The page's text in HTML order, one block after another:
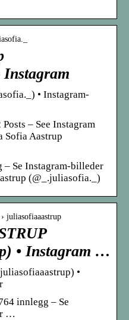
• Instagram-
– See Instagram
Sofia Aastrup
– Se Instagram-billeder
(@_.juliasofia._)
juliasofiaaastrup
• Instagram …
•
innlegg – Se
…